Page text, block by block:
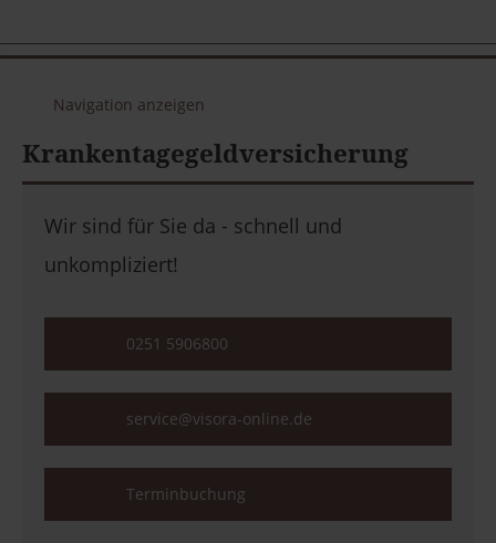
Navigation anzeigen
Krankentagegeldversicherung
Wir sind für Sie da - schnell und
unkompliziert!
0251 5906800
service@visora-online.de
Terminbuchung